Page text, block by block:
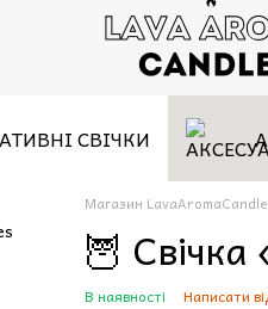
СВІЧКИ
Магазин
🦉 Свiчка
В наявності Написати